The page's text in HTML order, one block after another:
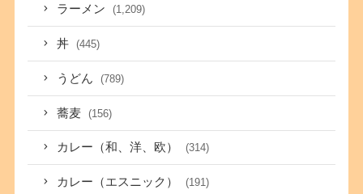
ラーメン (1,209)
丼 (445)
うどん (789)
蕎麦 (156)
カレー（和、洋、欧） (314)
カレー（エスニック） (191)